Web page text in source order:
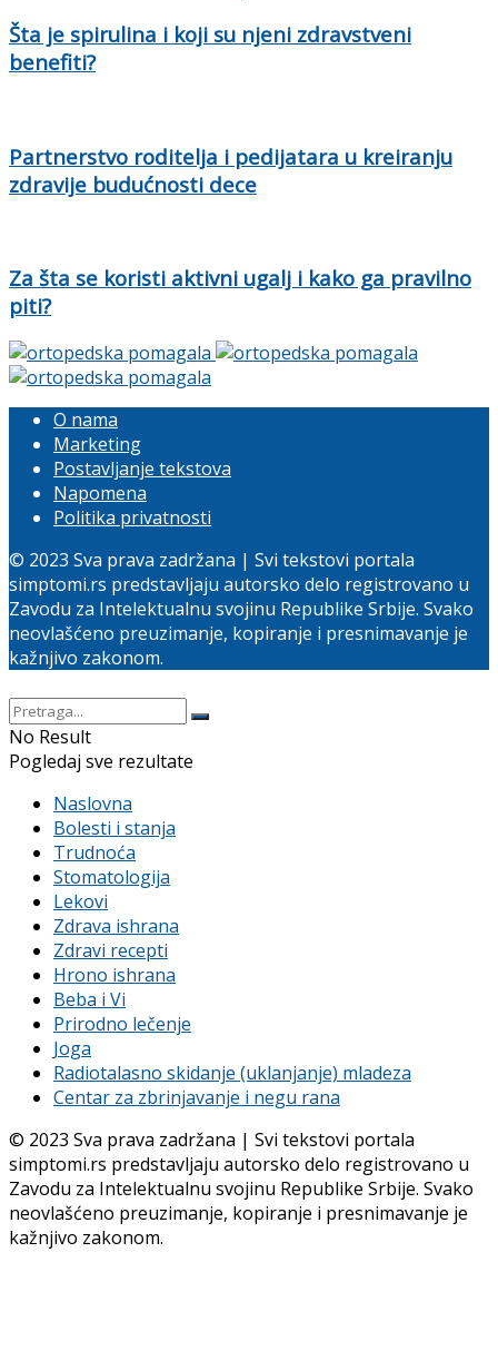
Šta je spirulina i koji su njeni zdravstveni
benefiti?
Partnerstvo roditelja i pedijatara u kreiranju
zdravije budućnosti dece
Za šta se koristi aktivni ugalj i kako ga pravilno
piti?
O nama
Marketing
Postavljanje tekstova
Napomena
Politika privatnosti
© 2023 Sva prava zadržana | Svi tekstovi portala
simptomi.rs predstavljaju autorsko delo registrovano u
Zavodu za Intelektualnu svojinu Republike Srbije. Svako
neovlašćeno preuzimanje, kopiranje i presnimavanje je
kažnjivo zakonom.
No Result
Pogledaj sve rezultate
Naslovna
Bolesti i stanja
Trudnoća
Stomatologija
Lekovi
Zdrava ishrana
Zdravi recepti
Hrono ishrana
Beba i Vi
Prirodno lečenje
Joga
Radiotalasno skidanje (uklanjanje) mladeza
Centar za zbrinjavanje i negu rana
© 2023 Sva prava zadržana | Svi tekstovi portala
simptomi.rs predstavljaju autorsko delo registrovano u
Zavodu za Intelektualnu svojinu Republike Srbije. Svako
neovlašćeno preuzimanje, kopiranje i presnimavanje je
kažnjivo zakonom.